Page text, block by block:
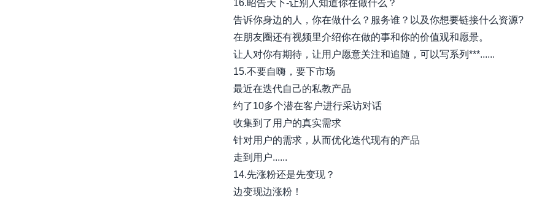
16.昭告天下-让别人知道你在做什么？
告诉你身边的人，你在做什么？服务谁？以及你想要链接什么资源?
在朋友圈还有视频里介绍你在做的事和你的价值观和愿景。
让人对你有期待，让用户愿意关注和追随，可以写系列***......
15.不要自嗨，要下市场
最近在迭代自己的私教产品
约了10多个潜在客户进行采访对话
收集到了用户的真实需求
针对用户的需求，从而优化迭代现有的产品
走到用户......
14.先涨粉还是先变现？
边变现边涨粉！